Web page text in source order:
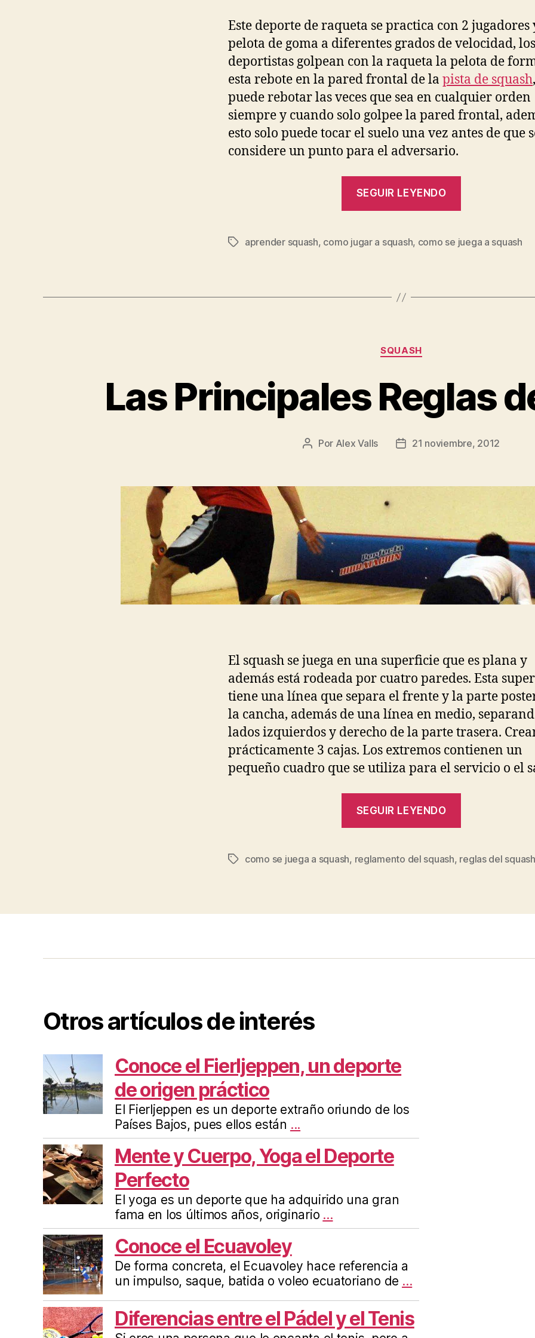
Este deporte de raqueta se practica con 2 jugadores
pelota de goma a diferentes grados de velocidad, los
deportistas golpean con la raqueta la pelota de
esta rebote en la pared frontal de la pista de squash
puede rebotar las veces que sea en cualquier orden
siempre y cuando solo golpee la pared frontal,
esto solo puede tocar el suelo una vez antes de que
considere un punto para el adversario.
SEGUIR LEYENDO
Squash”
Etiquetas
aprender squash, como jugar a squash, como se juega a squash
Categorías
SQUASH
Las Principales Reglas
Autor
entrada
Por Alex Valls
Fecha
entrada
21 noviembre, 2012
El squash se juega en una superficie que es plana y
además está rodeada por cuatro paredes. Esta
tiene una línea que separa el frente y la parte
la cancha, además de una línea en medio,
lados izquierdos y derecho de la parte trasera.
prácticamente 3 cajas. Los extremos contienen un
pequeño cuadro que se utiliza para el servicio o el
SEGUIR LEYENDO
del
Etiquetas
como se juega a squash, reglamento del squash, reglas del squash
Otros artículos de interés
Conoce el Fierljeppen, un deporte
de origen práctico
El Fierljeppen es un deporte extraño oriundo de los
Países Bajos, pues ellos están ...
Mente y Cuerpo, Yoga el Deporte
Perfecto
El yoga es un deporte que ha adquirido una gran
fama en los últimos años, originario ...
Conoce el Ecuavoley
De forma concreta, el Ecuavoley hace referencia a
un impulso, saque, batida o voleo ecuatoriano de ...
Diferencias entre el Pádel y el Tenis